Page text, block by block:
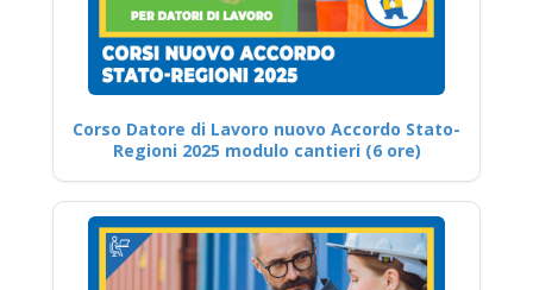
Corso Datore di Lavoro nuovo Accordo Stato-
Regioni 2025 modulo cantieri (6 ore)